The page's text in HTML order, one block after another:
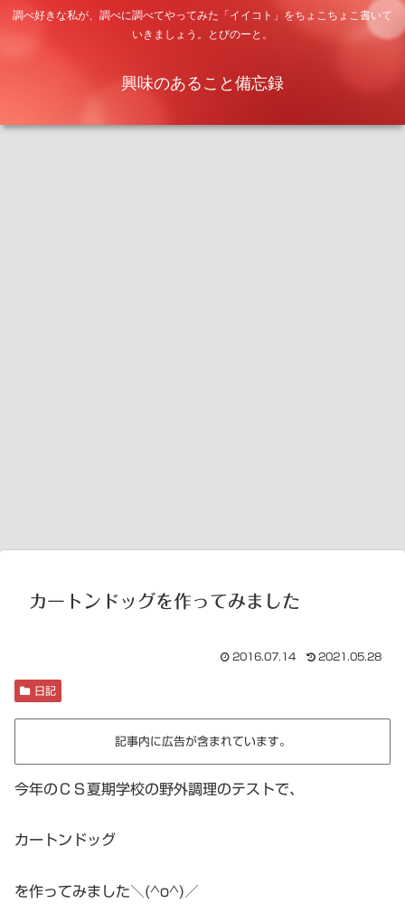
調べ好きな私が、調べに調べてやってみた「イイコト」をちょこちょこ書いて
いきましょう。とびのーと。
興味のあること備忘録
カートンドッグを作ってみました
2016.07.14 2021.05.28
日記
記事内に広告が含まれています。
今年のＣＳ夏期学校の野外調理のテストで、
カートンドッグ
を作ってみました＼(^o^)／